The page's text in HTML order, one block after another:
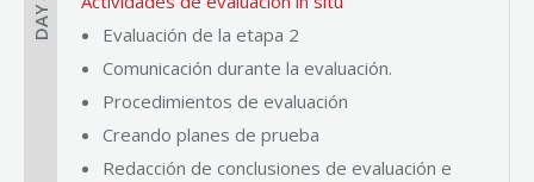
DAY 3
Evaluación de la etapa 2
Comunicación durante la evaluación.
Procedimientos de evaluación
Creando planes de prueba
Redacción de conclusiones de evaluación e